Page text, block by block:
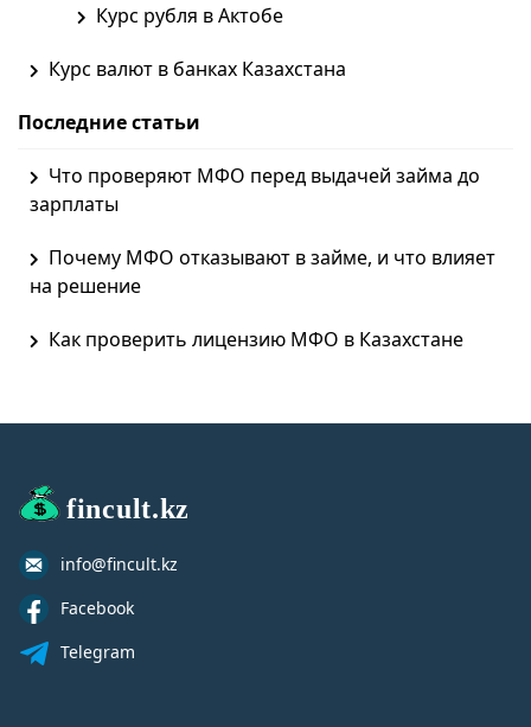
Курс рубля в Актобе
Курс валют в банках Казахстана
Последние статьи
Что проверяют МФО перед выдачей займа до
зарплаты
Почему МФО отказывают в займе, и что влияет
на решение
Как проверить лицензию МФО в Казахстане
fincult.kz
info@fincult.kz
Facebook
Telegram